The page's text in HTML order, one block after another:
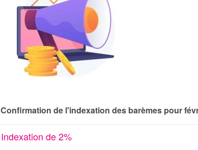
Confirmation de l'indexation des barèmes pour
Indexation de 2%